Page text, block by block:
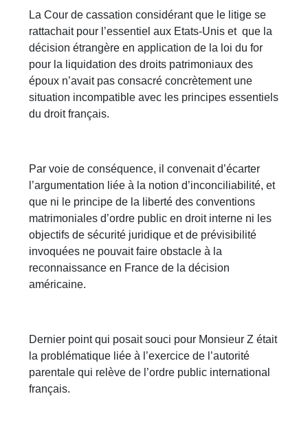
La Cour de cassation considérant que le litige se
rattachait pour l’essentiel aux Etats-Unis et que la
décision étrangère en application de la loi du for
pour la liquidation des droits patrimoniaux des
époux n’avait pas consacré concrètement une
situation incompatible avec les principes essentiels
du droit français.
Par voie de conséquence, il convenait d’écarter
l’argumentation liée à la notion d’inconciliabilité, et
que ni le principe de la liberté des conventions
matrimoniales d’ordre public en droit interne ni les
objectifs de sécurité juridique et de prévisibilité
invoquées ne pouvait faire obstacle à la
reconnaissance en France de la décision
américaine.
Dernier point qui posait souci pour Monsieur Z était
la problématique liée à l’exercice de l’autorité
parentale qui relève de l’ordre public international
français.